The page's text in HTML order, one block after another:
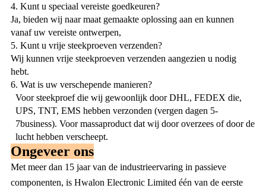
4. Kunt u speciaal vereiste goedkeuren?
Ja, bieden wij naar maat gemaakte oplossing aan en kunnen
vanaf uw vereiste ontwerpen,
5. Kunt u vrije steekproeven verzenden?
Wij kunnen vrije steekproeven verzenden aangezien u nodig
hebt.
6. Wat is uw verschepende manieren?
Voor steekproef die wij gewoonlijk door DHL, FEDEX die,
UPS, TNT, EMS hebben verzonden (vergen dagen 5-
7business). Voor massaproduct dat wij door overzees of door de
lucht hebben verscheept.
Ongeveer ons
Met meer dan 15 jaar van de industrieervaring in passieve
componenten, is Hwalon Electronic Limited één van de eerste